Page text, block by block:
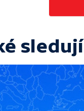
sledují